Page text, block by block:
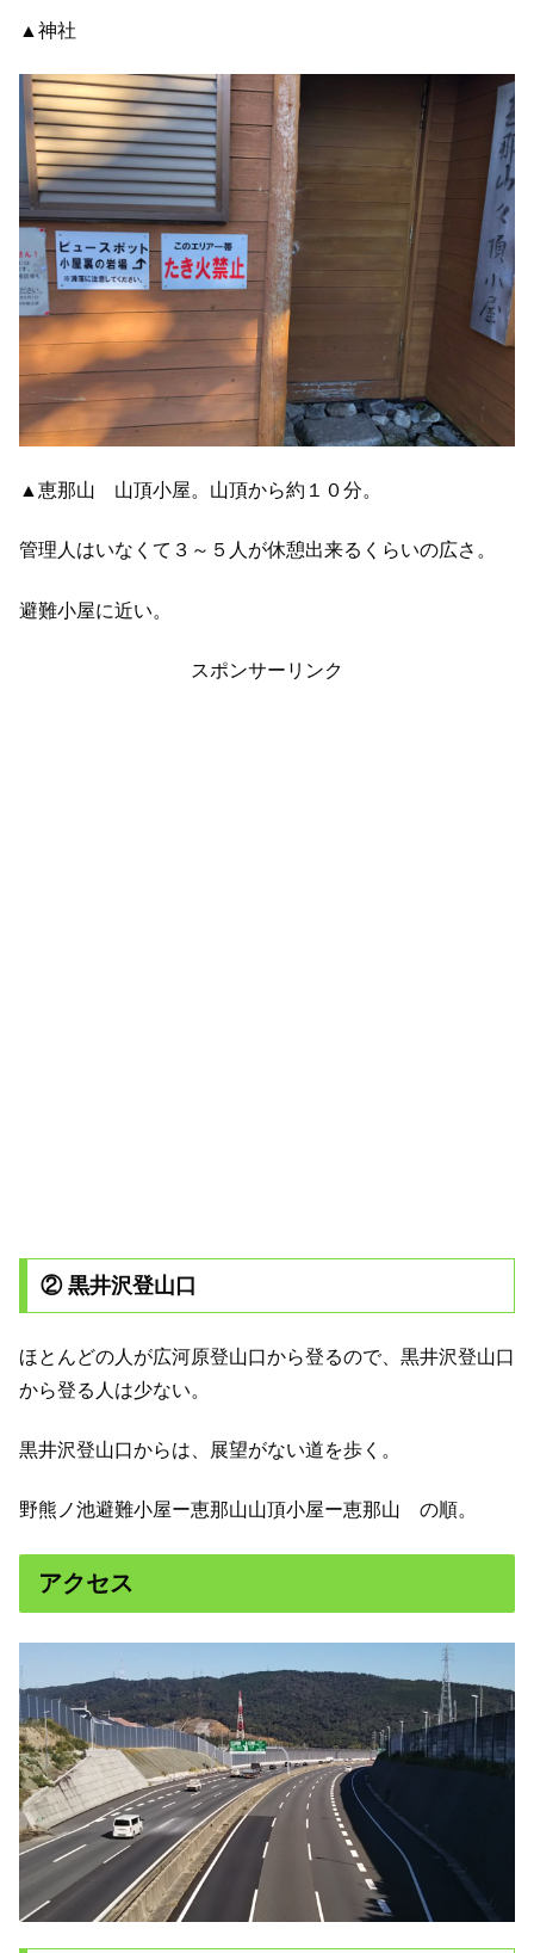
▲神社
▲恵那山 山頂小屋。山頂から約１０分。
管理人はいなくて３～５人が休憩出来るくらいの広さ。
避難小屋に近い。
スポンサーリンク
② 黒井沢登山口
ほとんどの人が広河原登山口から登るので、黒井沢登山口
から登る人は少ない。
黒井沢登山口からは、展望がない道を歩く。
野熊ノ池避難小屋ー恵那山山頂小屋ー恵那山 の順。
アクセス